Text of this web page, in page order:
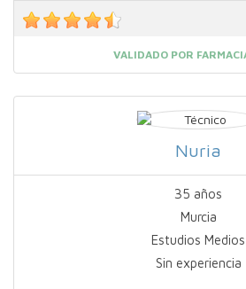
VALIDADO POR
Nuria
35 años
Murcia
Estudios Medios
Sin experiencia